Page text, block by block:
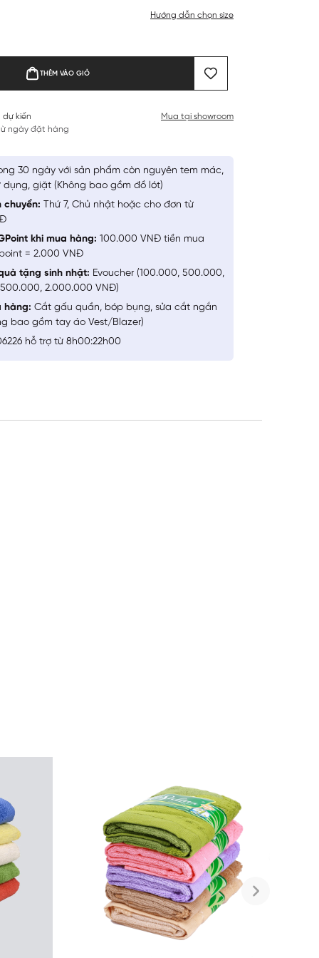
Hướng dẫn chọn size
THÊM VÀO GIỎ
dự kiến
ngày đặt hàng
Mua tại showroom
30 ngày với sản phẩm còn nguyên tem mác,
dụng, giặt (Không bao gồm đồ lót)
chuyển: Thứ 7, Chủ nhật hoặc cho đơn từ
khi mua hàng: 100.000 VNĐ tiền mua
= 2.000 VNĐ
tặng sinh nhật: Evoucher (100.000, 500.000,
2.000.000 VNĐ)
hàng: Cắt gấu quần, bóp bụng, sửa cắt ngắn
bao gồm tay áo Vest/Blazer)
hỗ trợ từ 8h00:22h00